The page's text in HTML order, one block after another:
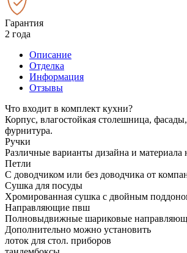
Гарантия
2 года
Описание
Отделка
Информация
Отзывы
Что входит в комплект кухни?
Корпус, влагостойкая столешница, фасады,
фурнитура.
Ручки
Различные варианты дизайна и материала
Петли
С доводчиком или без доводчика от
Сушка для посуды
Хромированная сушка с двойным
Направляющие пвш
Полновыдвижные шариковые
Дополнительно можно установить
лоток для стол. приборов